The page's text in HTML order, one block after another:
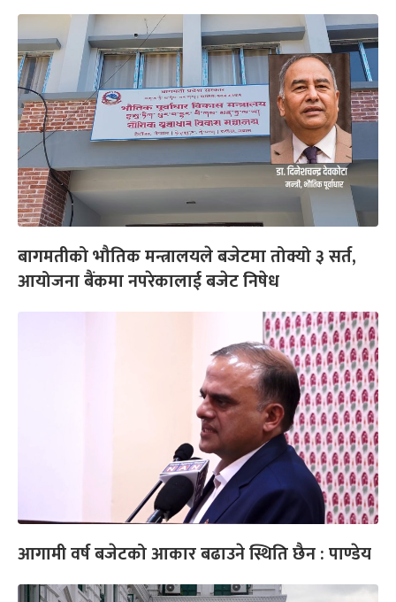
बागमतीको भौतिक मन्त्रालयले बजेटमा तोक्यो ३ सर्त,
आयोजना बैंकमा नपरेकालाई बजेट निषेध
आगामी वर्ष बजेटको आकार बढाउने स्थिति छैन : पाण्डेय